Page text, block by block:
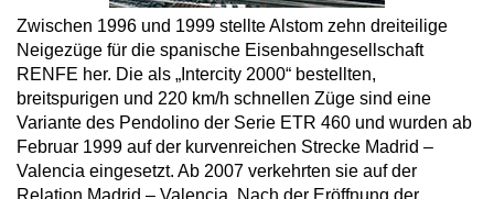
Zwischen 1996 und 1999 stellte Alstom zehn dreiteilige
Neigezüge für die spanische Eisenbahngesellschaft
RENFE her. Die als „Intercity 2000“ bestellten,
breitspurigen und 220 km/h schnellen Züge sind eine
Variante des Pendolino der Serie ETR 460 und wurden ab
Februar 1999 auf der kurvenreichen Strecke Madrid –
Valencia eingesetzt. Ab 2007 verkehrten sie auf der
Relation Madrid – Valencia. Nach der Eröffnung der